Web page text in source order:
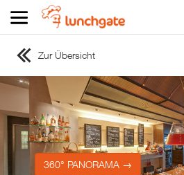
ZUR STARTSEITE
ZUR RESTAURANTSUCHE
Asiatisch
Italienisch
Französisch
Zur Übersicht
360° PANORAMA →